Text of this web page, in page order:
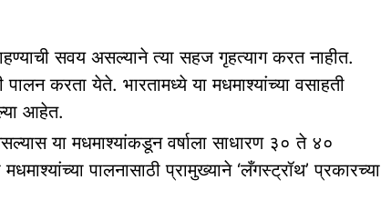
सवय असल्याने त्या सहज गृहत्याग करत नाहीत.
करता येते. भारतामध्ये या मधमाश्‍यांच्या वसाहती
आहेत.
या मधमाश्‍यांकडून वर्षाला साधारण ३० ते ४०
पालनासाठी प्रामुख्याने ‘लँगस्ट्रॉथ’ प्रकारच्या